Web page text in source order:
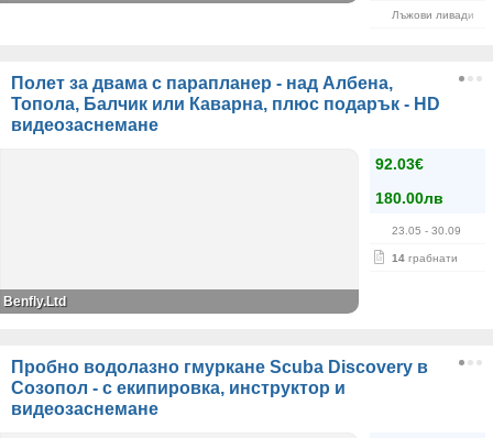
Лъжови ливади
Полет за двама с парапланер - над Албена,
Топола, Балчик или Каварна, плюс подарък - HD
видеозаснемане
92.03€
180.00лв
23.05 - 30.09
14 грабнати
Benfly.Ltd
Пробно водолазно гмуркане Scuba Discovery в
Созопол - с екипировка, инструктор и
видеозаснемане